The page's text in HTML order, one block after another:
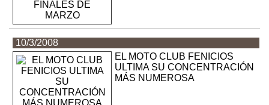
10/3/2008
EL MOTO CLUB FENICIOS
ULTIMA SU CONCENTRACIÓN
MÁS NUMEROSA